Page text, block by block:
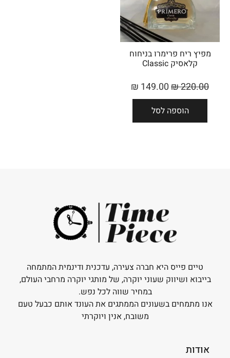
מפיץ ריח פרימרו בניחוח
קלאסיק Classic
220.00
₪
149.00
₪
הוספה לסל
טיים פייס היא חברה צעירה, עדכנית ודינמית המתמחה
בייבוא ושיווק שעוני יוקרה, של מותגי יוקרה מרחבי העולם,
במחיר שווה לכל נפש.
אנו מתמחים בשעונים הממתגים את העונד אותם כבעל טעם
משובח, אנין ויוקרתי
אודות